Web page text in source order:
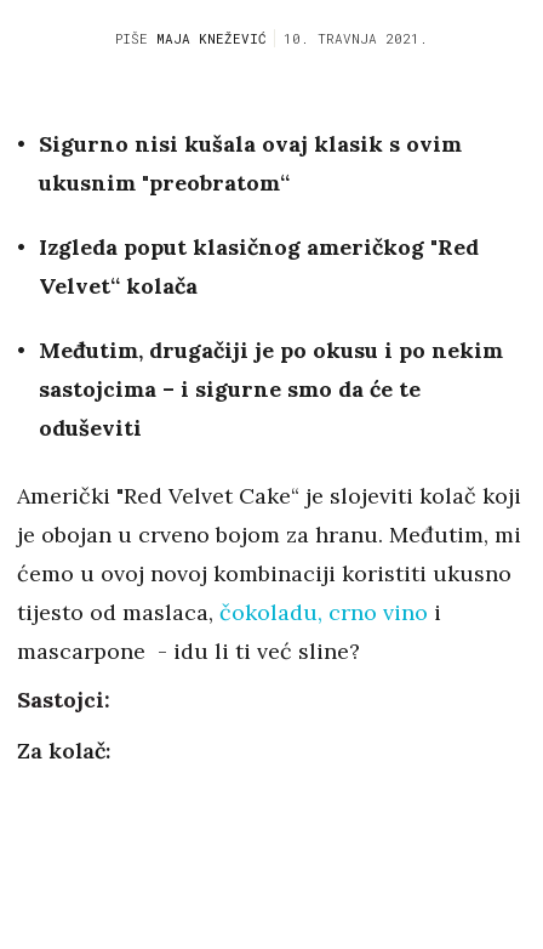
PIŠE MAJA KNEŽEVIĆ 10. TRAVNJA 2021.
Sigurno nisi kušala ovaj klasik s ovim
ukusnim "preobratom“
Izgleda poput klasičnog američkog "Red
Velvet“ kolača
Međutim, drugačiji je po okusu i po nekim
sastojcima – i sigurne smo da će te
oduševiti
Američki "Red Velvet Cake“ je slojeviti kolač koji
je obojan u crveno bojom za hranu. Međutim, mi
ćemo u ovoj novoj kombinaciji koristiti ukusno
tijesto od maslaca, čokoladu, crno vino i
mascarpone - idu li ti već sline?
Sastojci:
Za kolač: